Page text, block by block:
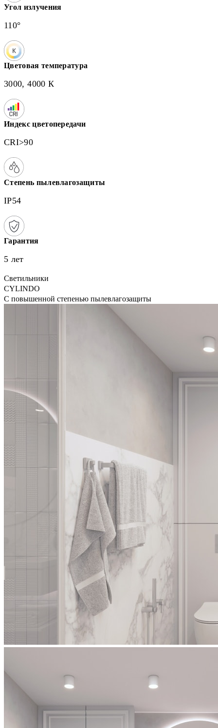
Угол излучения
110°
Цветовая температура
3000, 4000 К
Индекс цветопередачи
CRI>90
Степень пылевлагозащиты
IP54
Гарантия
5 лет
Светильники
CYLINDO
С повышенной степенью пылевлагозащиты